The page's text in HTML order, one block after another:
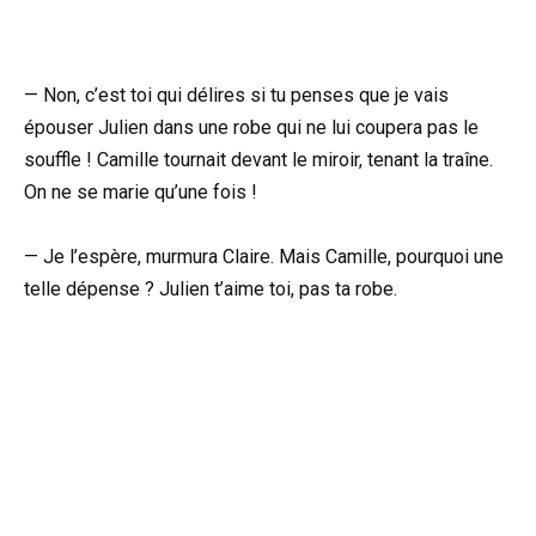
— Non, c’est toi qui délires si tu penses que je vais
épouser Julien dans une robe qui ne lui coupera pas le
souffle ! Camille tournait devant le miroir, tenant la traîne.
On ne se marie qu’une fois !
— Je l’espère, murmura Claire. Mais Camille, pourquoi une
telle dépense ? Julien t’aime toi, pas ta robe.